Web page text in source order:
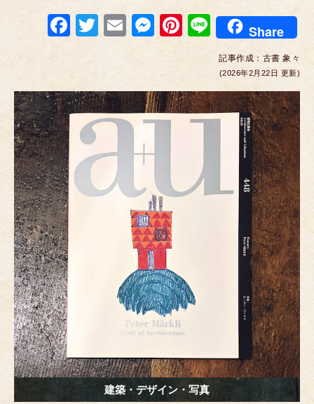
F
c
e
b
o
o
k
T
wi
er
E
m
ail
M
e
e
n
Pi
nt
er
e
st
Li
n
e
Share
記事作成： 古書 象々
(2026年2月22日 更新)
建築・デザイン・写真